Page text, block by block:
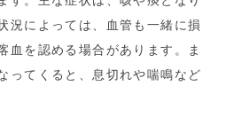
況によっては、血管も一緒に損
血を認める場合があります。ま
ってくると、息切れや喘鳴など